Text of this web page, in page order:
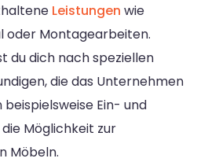
Leistungen wie
oder Montagearbeiten.
du dich nach speziellen
die das Unternehmen
Ein- und
Möglichkeit zur
Möbeln.